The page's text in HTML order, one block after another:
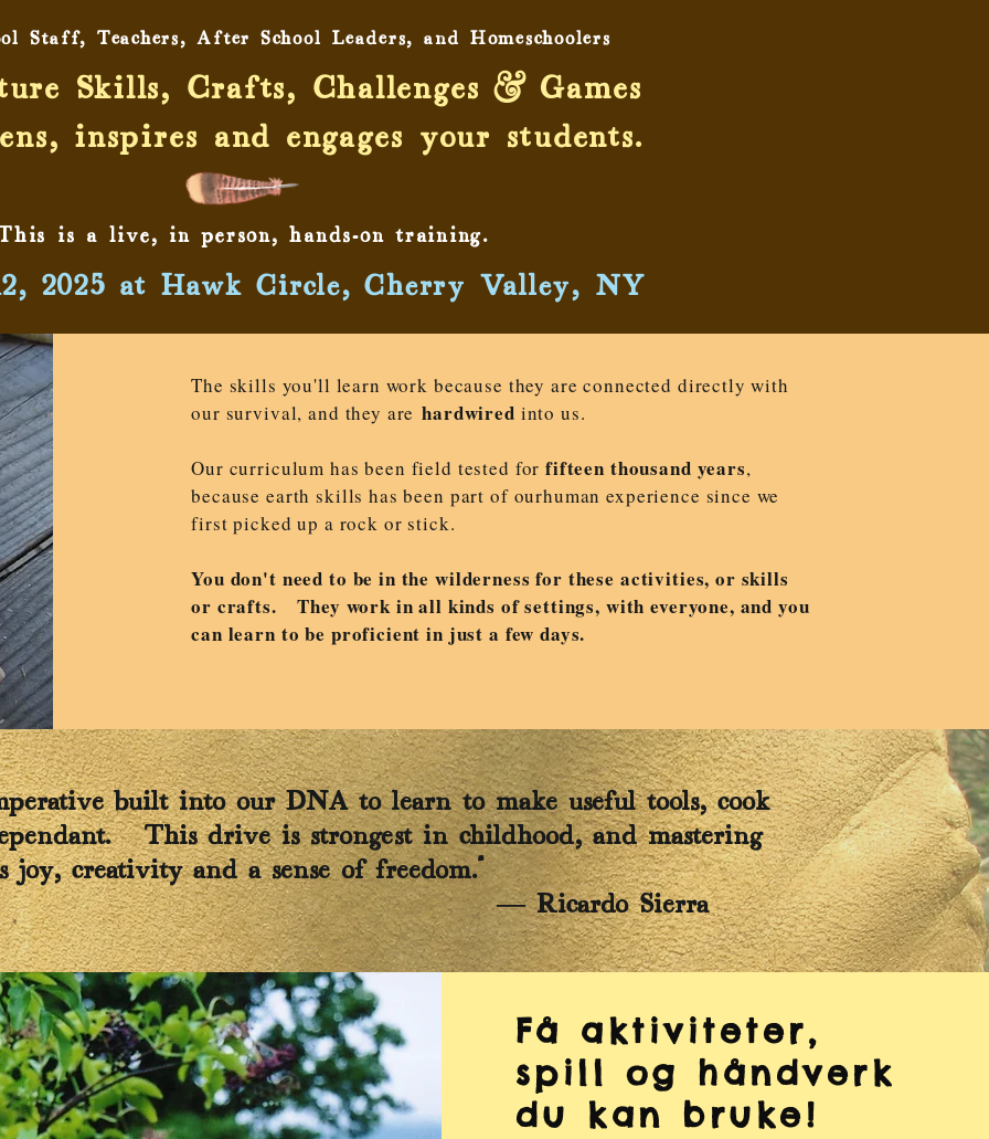
Staff, Teachers, After School Leaders, and Homeschoolers:
Skills, Crafts, Challenges & Games
inspires and engages your students.
is a live, in person, hands-on training.
2025 at Hawk Circle, Cherry Valley, NY
The skills you'll learn work because they are connected directly with
our survival, and they are hardwired into us.
Our curriculum has been field tested forfifteen thousand years,
because earth skills has been part of ourhuman experience since we
first picked up a rock or stick.
You don't need to be in the wilderness for these activities, or skills
or crafts. They work in all kinds of settings, with everyone, and you
can learn to be proficient in just a few days.
built into our DNA to learn to make useful tools, cook
This drive is strongest in childhood, and mastering
joy, creativity and a sense of freedom.”
― Ricardo Sierra
Få aktiviteter,
spill og håndverk
du kan bruke!